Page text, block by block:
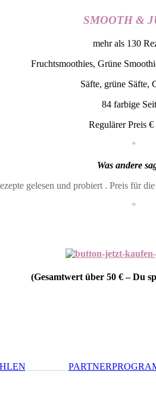
SMOOTH &
mehr als 130
Fruchtsmoothies, Grüne
Säfte, grüne Säfte,
84 farbige
Regulärer Preis
*
Was andere
gelesen und probiert . Preis für
*
(Gesamtwert über 50 € – Du